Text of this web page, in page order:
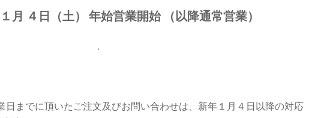
月 ４日（土） 年始営業開始 （以降通常営業）
.
までに頂いたご注文及びお問い合わせは、新年１月４日以降の対応